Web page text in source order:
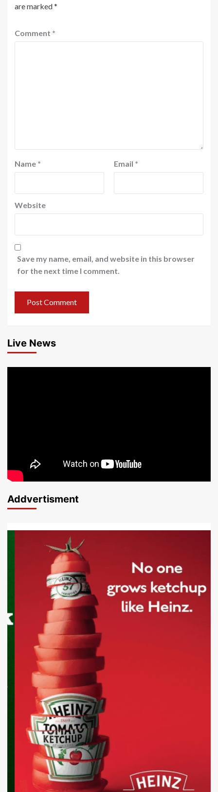
are marked*
Comment *
Name * Email *
Website
Save my name, email, and website in this browser
for the next time I comment.
Live News
Addvertisment